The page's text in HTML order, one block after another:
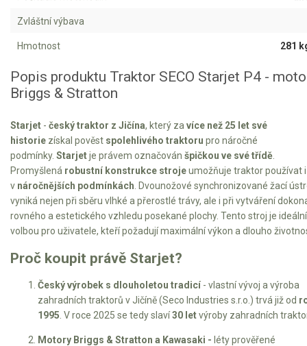
Kultivátory
Nůžky na živý plot
Vysavače a foukače
Štěpkovače a drtiče
Elektrické skútry
Elektrické tříkolky
Elektrické tříkolky pracovní
Elektrické čtyřkolky
Náhradní díly
Zvláštní výbava
Hmotnost 281
Popis produktu Traktor SECO Starjet P4 -
Briggs & Stratton
Starjet - český traktor z Jičína, který za více než 25 let své
historie získal pověst spolehlivého traktoru pro náročné
podmínky. Starjetje právem označován špičkou ve své třídě
Promyšlená robustní konstrukce strojeumožňuje traktor používat i
v náročnějších podmínkách . Dvounožové synchronizované žací
vyniká nejen při sběru vlhké a přerostlé trávy, ale i při vytváření
rovného a estetického vzhledu posekané plochy. Tento stroj je ideální
volbou pro uživatele, kteří požadují maximální výkon a dlouho
Proč koupit právě Starjet?
Český výrobek s dlouholetou tradicí - vlastní vývoj a výroba
zahradních traktorů v Jičíně (Seco Industries s.r.o.) trvá již od
1995 . V roce 2025 se tedy slaví30 letvýroby zahradních
Motory Briggs & Stratton a Kawasaki - léty prověřené